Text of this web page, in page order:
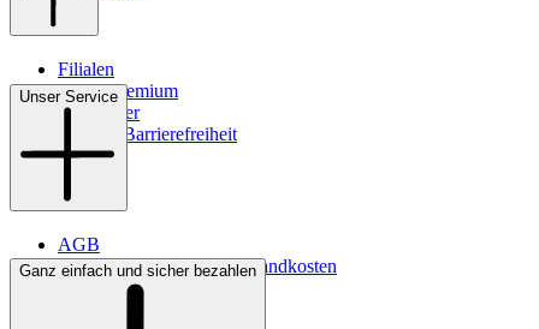
Filialen
WMS-Premium
Newsletter
Digitale Barrierefreiheit
Unser Service
AGB
Lieferbedingungen & Versandkosten
Bezahlung
Ganz einfach und sicher bezahlen